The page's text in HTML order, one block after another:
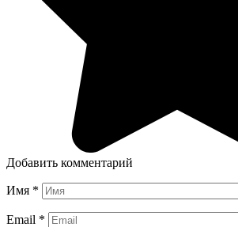
Добавить комментарий
Имя *
Email *